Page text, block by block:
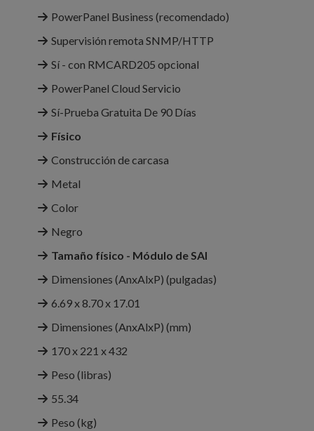
PowerPanel Business (recomendado)
Supervisión remota SNMP/HTTP
Sí - con RMCARD205 opcional
PowerPanel Cloud Servicio
Sí-Prueba Gratuita De 90 Días
Físico
Construcción de carcasa
Metal
Color
Negro
Tamaño físico - Módulo de SAI
Dimensiones (AnxAlxP) (pulgadas)
6.69 x 8.70 x 17.01
Dimensiones (AnxAlxP) (mm)
170 x 221 x 432
Peso (libras)
55.34
Peso (kg)